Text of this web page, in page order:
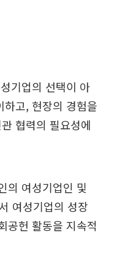
기업의 선택이 아
하고, 현장의 경험을
협력의 필요성에
의 여성기업인 및
여성기업의 성장
공헌 활동을 지속적